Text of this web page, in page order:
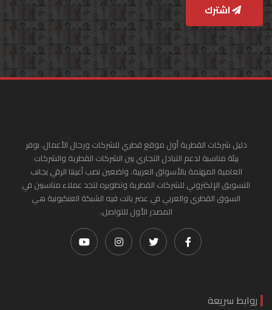
اشترك
دليل شركات القطرية أول موقع قطري للشركات ورجال الأعمال. نوفر
بيئة مناسبة لدعم التبادل التجاري بين الشركات القطرية والشركات
العامية المهتمة بالأسواق العربية. واضعين نصب أعيننا الرقي بجانب
التسويق الإلكتروني للشركات القطرية وتطويره لتجد عملاء مناسبين في
السوق القطري والعربي في عصر باتت فيه الشبكة العنكبونية هي
المصدر الأول للتواصل.
روابط سريعة